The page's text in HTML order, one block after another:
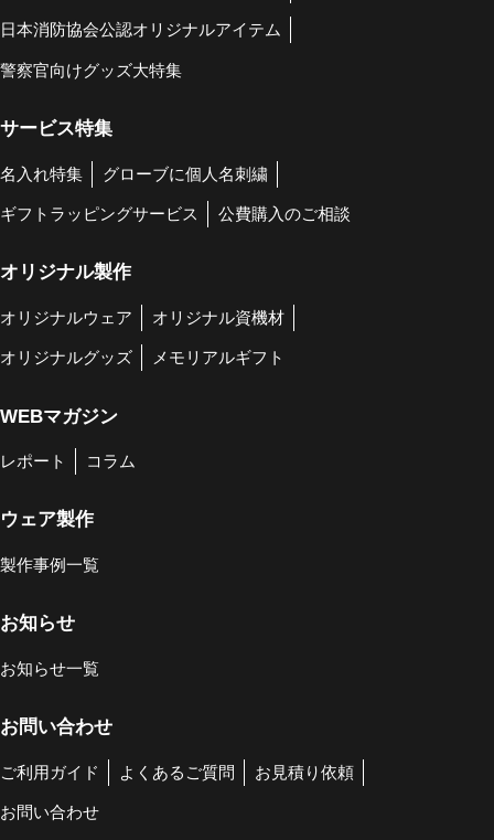
日本消防協会公認オリジナルアイテム
警察官向けグッズ大特集
サービス特集
名入れ特集 グローブに個人名刺繍
ギフトラッピングサービス 公費購入のご相談
オリジナル製作
オリジナルウェア オリジナル資機材
オリジナルグッズ メモリアルギフト
WEBマガジン
レポート コラム
ウェア製作
製作事例一覧
お知らせ
お知らせ一覧
お問い合わせ
ご利用ガイド よくあるご質問 お見積り依頼
お問い合わせ